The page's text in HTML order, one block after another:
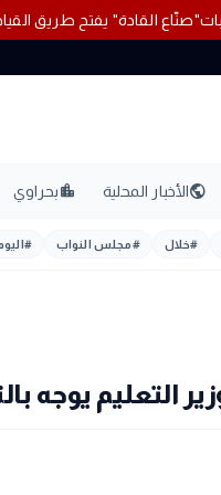
"صنّاع
publicالأخبار المحلية location_cityبحراوي
#خلال #مجلس النواب #